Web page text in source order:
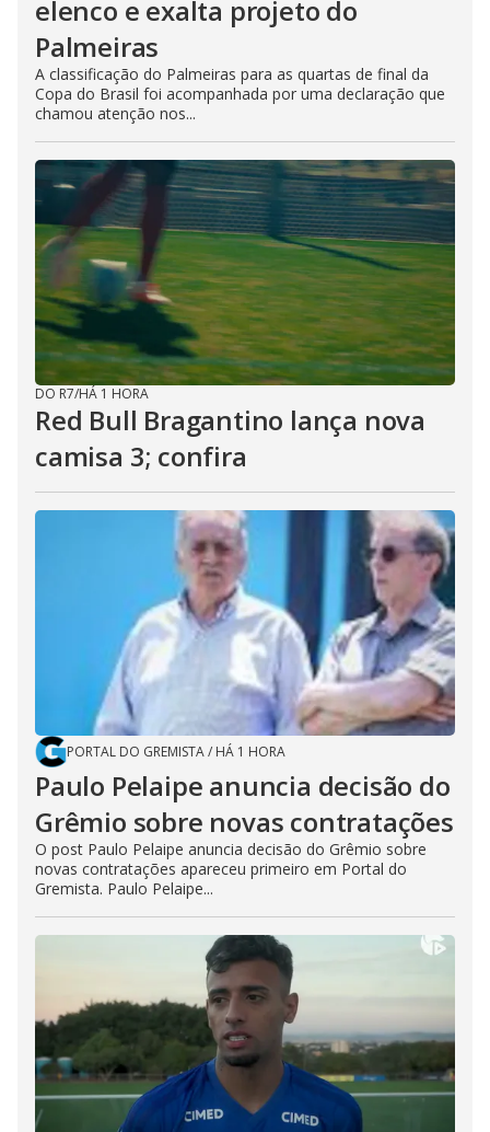
elenco e exalta projeto do
Palmeiras
A classificação do Palmeiras para as quartas de final da
Copa do Brasil foi acompanhada por uma declaração que
chamou atenção nos...
DO R7/HÁ 1 HORA
Red Bull Bragantino lança nova
camisa 3; confira
PORTAL DO GREMISTA/ HÁ 1 HORA
Paulo Pelaipe anuncia decisão do
Grêmio sobre novas contratações
O post Paulo Pelaipe anuncia decisão do Grêmio sobre
novas contratações apareceu primeiro em Portal do
Gremista. Paulo Pelaipe...